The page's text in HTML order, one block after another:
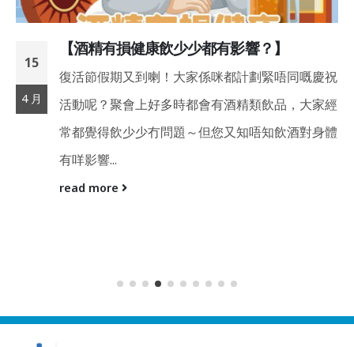
15
4 月
【酒精有損健康飲少少都有影響？】
復活節假期又到喇！大家係咪都計劃緊唔同嘅慶祝
活動呢？聚會上好多時都會有酒精類飲品，大家經
常都覺得飲少少冇問題～但您又知唔知飲酒對身體
有咩影響...
read more